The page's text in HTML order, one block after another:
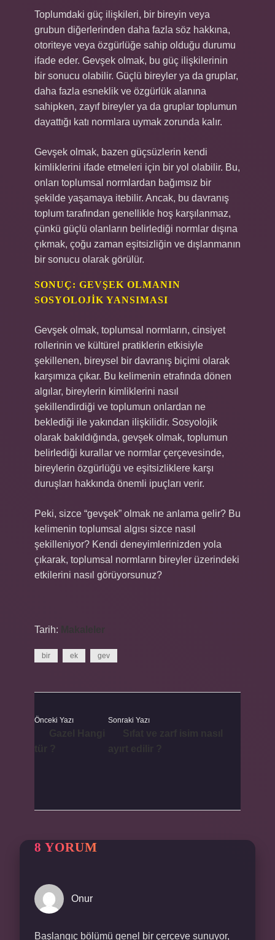
Toplumdaki güç ilişkileri, bir bireyin veya
grubun diğerlerinden daha fazla söz hakkına,
otoriteye veya özgürlüğe sahip olduğu durumu
ifade eder. Gevşek olmak, bu güç ilişkilerinin
bir sonucu olabilir. Güçlü bireyler ya da gruplar,
daha fazla esneklik ve özgürlük alanına
sahipken, zayıf bireyler ya da gruplar toplumun
dayattığı katı normlara uymak zorunda kalır.
Gevşek olmak, bazen güçsüzlerin kendi
kimliklerini ifade etmeleri için bir yol olabilir. Bu,
onları toplumsal normlardan bağımsız bir
şekilde yaşamaya itebilir. Ancak, bu davranış
toplum tarafından genellikle hoş karşılanmaz,
çünkü güçlü olanların belirlediği normlar dışına
çıkmak, çoğu zaman eşitsizliğin ve dışlanmanın
bir sonucu olarak görülür.
SONUÇ: GEVŞEK OLMANIN
SOSYOLOJIK YANSIMASI
Gevşek olmak, toplumsal normların, cinsiyet
rollerinin ve kültürel pratiklerin etkisiyle
şekillenen, bireysel bir davranış biçimi olarak
karşımıza çıkar. Bu kelimenin etrafında dönen
algılar, bireylerin kimliklerini nasıl
şekillendirdiği ve toplumun onlardan ne
beklediği ile yakından ilişkilidir. Sosyolojik
olarak bakıldığında, gevşek olmak, toplumun
belirlediği kurallar ve normlar çerçevesinde,
bireylerin özgürlüğü ve eşitsizliklere karşı
duruşları hakkında önemli ipuçları verir.
Peki, sizce “gevşek” olmak ne anlama gelir? Bu
kelimenin toplumsal algısı sizce nasıl
şekilleniyor? Kendi deneyimlerinizden yola
çıkarak, toplumsal normların bireyler üzerindeki
etkilerini nasıl görüyorsunuz?
Tarih: Makaleler
bir ek gev
Önceki Yazı Sonraki Yazı
8 YORUM
Onur
Başlangıç bölümü genel bir çerçeve sunuyor,